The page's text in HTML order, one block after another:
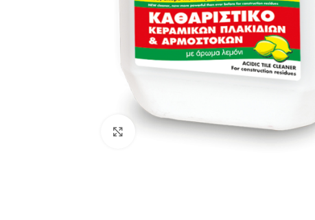
Κλικ για μεγέθυνση